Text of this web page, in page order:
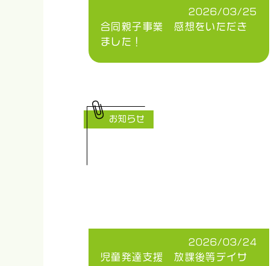
2026/03/25
合同親子事業 感想をいただき
ました！
2026/03/24
児童発達支援 放課後等デイサ
お知らせ